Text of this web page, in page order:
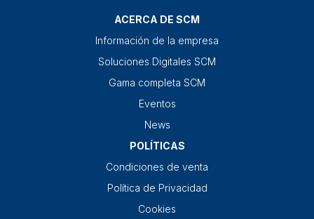
ACERCA DE SCM
Información de la empresa
Soluciones Digitales SCM
Gama completa SCM
Eventos
News
POLÍTICAS
Condiciones de venta
Política de Privacidad
Cookies